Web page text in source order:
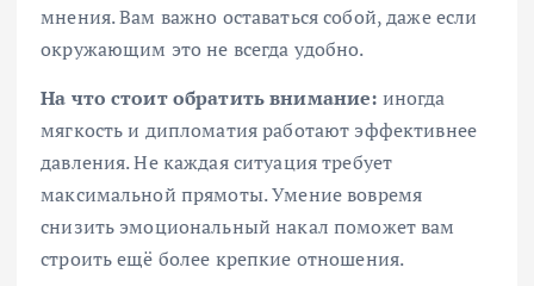
мнения. Вам важно оставаться собой, даже если
окружающим это не всегда удобно.
На что стоит обратить внимание: иногда
мягкость и дипломатия работают эффективнее
давления. Не каждая ситуация требует
максимальной прямоты. Умение вовремя
снизить эмоциональный накал поможет вам
строить ещё более крепкие отношения.